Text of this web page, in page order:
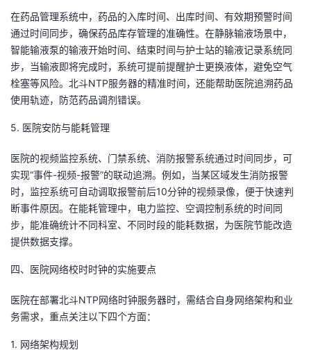
在药品管理系统中，药品的入库时间、出库时间、有效期预警时间
通过时间同步，确保药品库存管理的准确性。在静脉输液场景中，
智能输液泵的输液开始时间、结束时间与护士站的输液记录系统同
步，当输液即将完成时，系统可提前提醒护士更换液体，避免空气
栓塞等风险。北斗NTP服务器的精准时间，还能帮助医院追溯药品
使用轨迹，防范药品调剂错误。
5. 医院安防与能耗管理
医院的视频监控系统、门禁系统、消防报警系统通过时间同步，可
实现“事件-视频-报警”的联动追溯。例如，当某区域发生消防报警
时，监控系统可自动调取报警前后10分钟的视频录像，便于快速判
断事件原因。在能耗管理中，电力监控、空调控制系统的时间同
步，能准确统计不同科室、不同时段的能耗数据，为医院节能改造
提供数据支撑。
四、医院网络校时时钟的实施要点
医院在部署北斗NTP网络时钟服务器时，需结合自身网络架构和业
务需求，重点关注以下四个方面：
1. 网络架构规划